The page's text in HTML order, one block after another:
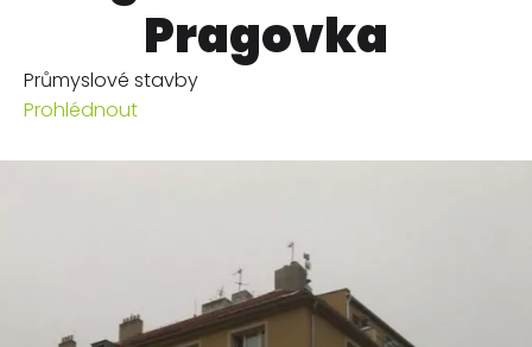
Pragovka
Průmyslové stavby
Prohlédnout